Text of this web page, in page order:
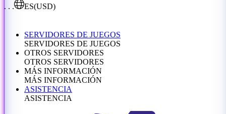
. . .
ES(USD)
SERVIDORES DE JUEGOS
SERVIDORES DE JUEGOS
OTROS SERVIDORES
OTROS SERVIDORES
MÁS INFORMACIÓN
MÁS INFORMACIÓN
ASISTENCIA
ASISTENCIA